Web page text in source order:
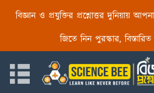
বিজ্ঞান ও প্রযুক্তির প্রশ্নোত্তর দুনিয়ায়
জিতে নিন পুরস্কার, বিস্তারিত